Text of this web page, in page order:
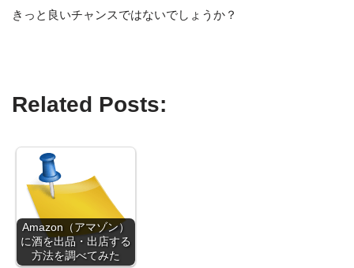
きっと良いチャンスではないでしょうか？
Related Posts:
Amazon（アマゾン）
に酒を出品・出店する
方法を調べてみた